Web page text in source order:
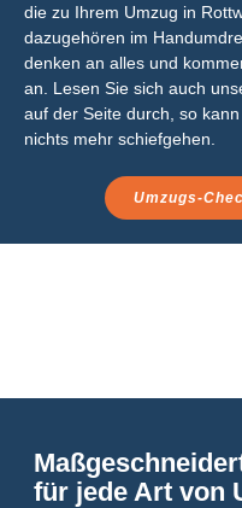
die zu Ihrem Umzug in
dazugehören im
denken an alles und
an. Lesen Sie sich auch
auf der Seite durch, so
nichts mehr schiefgehen.
Umzugs-
für jede Art von